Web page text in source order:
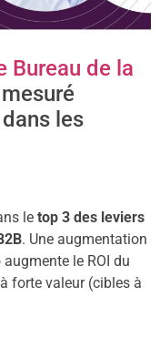
Bureau de la
les
le top 3 des leviers
. Une augmentation
le ROI du
forte valeur (cibles à